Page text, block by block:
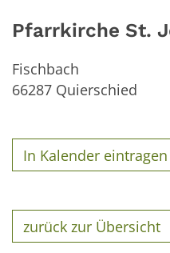
Pfarrkirche St.
Fischbach
66287 Quierschied
In Kalender eintragen
zurück zur Übersicht